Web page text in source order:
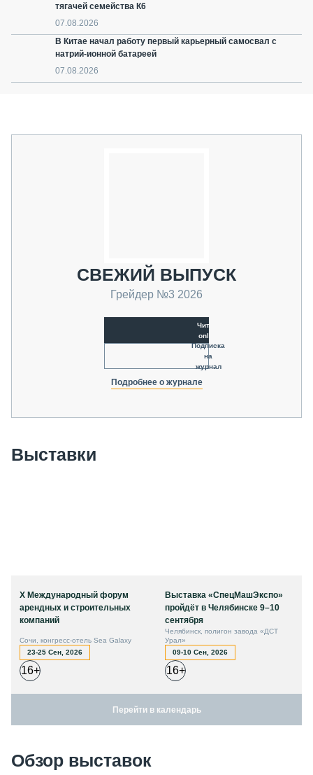
тягачей семейства К6
07.08.2026
В Китае начал работу первый карьерный самосвал с
натрий-ионной батареей
07.08.2026
СВЕЖИЙ ВЫПУСК
Грейдер №3 2026
Читать
online
Подписка
на
журнал
Подробнее о журнале
Выставки
X Международный форум
арендных и строительных
компаний
Сочи, конгресс-отель Sea Galaxy
23-25 Сен, 2026
16+
Выставка «СпецМашЭкспо»
пройдёт в Челябинске 9–10
сентября
Челябинск, полигон завода «ДСТ
Урал»
09-10 Сен, 2026
16+
Перейти в календарь
Обзор выставок